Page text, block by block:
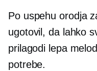
Po uspehu orodja
ugotovil, da lahko
prilagodi lepa
potrebe.